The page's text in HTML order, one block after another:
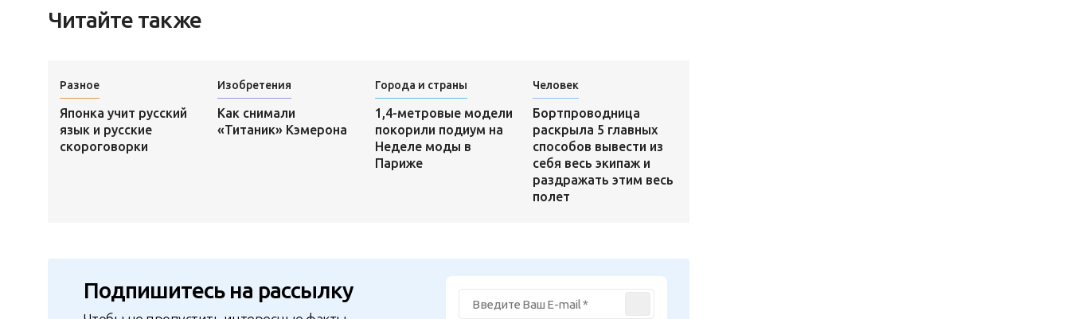
Читайте также
Разное
Японка учит русский
язык и русские
скороговорки
Изобретения
Как снимали
«Титаник» Кэмерона
Города и страны
1,4-метровые модели
покорили подиум на
Неделе моды в
Париже
Человек
Бортпроводница
раскрыла 5 главных
способов вывести из
себя весь экипаж и
раздражать этим весь
полет
Подпишитесь на рассылку